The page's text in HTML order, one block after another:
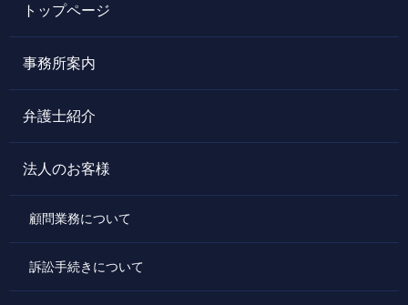
トップページ
事務所案内
弁護士紹介
法人のお客様
顧問業務について
訴訟手続きについて